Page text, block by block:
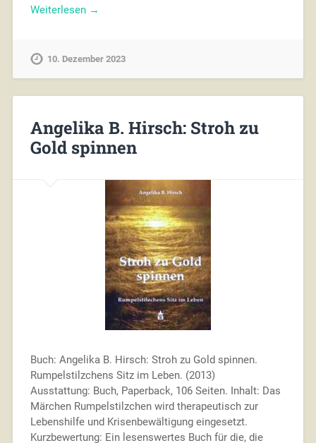
Weiterlesen →
10. Dezember 2023
Angelika B. Hirsch: Stroh zu
Gold spinnen
Buch: Angelika B. Hirsch: Stroh zu Gold spinnen.
Rumpelstilzchens Sitz im Leben. (2013)
Ausstattung: Buch, Paperback, 106 Seiten. Inhalt: Das
Märchen Rumpelstilzchen wird therapeutisch zur
Lebenshilfe und Krisenbewältigung eingesetzt.
Kurzbewertung: Ein lesenswertes Buch für die, die